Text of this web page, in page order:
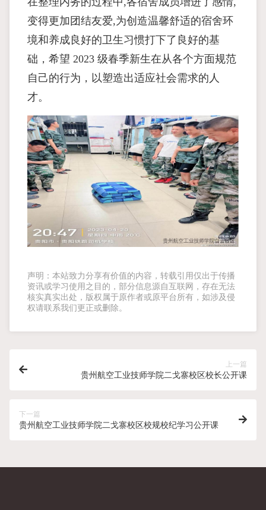
变得更加团结友爱,为创造温馨舒适的宿舍环
境和养成良好的卫生习惯打下了良好的基
础，希望 2023 级春季新生在从各个方面规范
自己的行为，以塑造出适应社会需求的人
才。
声明：本站致力分享有价值的内容，转载引用仅出于传播
资讯或学习使用之目的，部分信息源自互联网，存在无法
核实真实出处，版权属于原作者或原平台所有，如涉及侵
权请联系我们更正或删除。
上一篇
贵州航空工业技师学院二戈寨校区校长公开课
下一篇
贵州航空工业技师学院二戈寨校区校规校纪学习公开课